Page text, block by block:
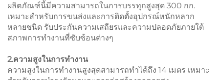
ผลิตภัณฑ์นี้มีความสามารถในการบรรทุกสูงสุด 300 กก.
เหมาะสำหรับการขนส่งและการติดตั้งอุปกรณ์หนักหลาก
หลายชนิด รับประกันความเสถียรและความปลอดภัยภายใต้
สภาพการทำงานที่ซับซ้อนต่างๆ
2.ความสูงในการทำงาน
ความสูงในการทำงานสูงสุดสามารถทำได้ถึง 14 เมตร เหมาะ